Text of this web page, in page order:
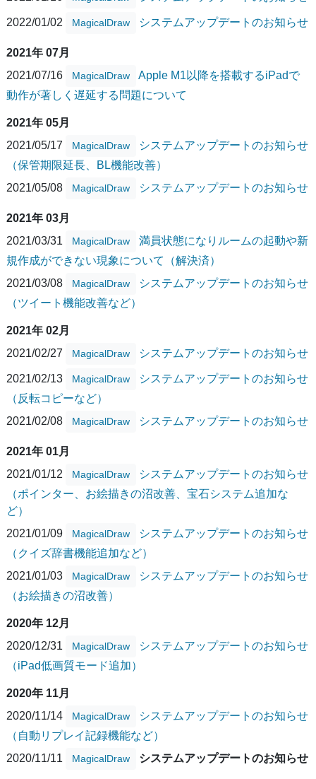
2022/01/02 MagicalDraw システムアップデートのお知らせ
2021年 07月
2021/07/16
MagicalDraw
Apple M1以降を搭載するiPadで
動作が著しく遅延する問題について
2021年 05月
2021/05/17
MagicalDraw
システムアップデートのお知らせ
（保管期限延長、BL機能改善）
2021/05/08
MagicalDraw システムアップデートのお知らせ
2021年 03月
2021/03/31
MagicalDraw
満員状態になりルームの起動や新
規作成ができない現象について（解決済）
2021/03/08
MagicalDraw
システムアップデートのお知らせ
（ツイート機能改善など）
2021年 02月
2021/02/27
MagicalDraw システムアップデートのお知らせ
2021/02/13 MagicalDraw
システムアップデートのお知らせ
（反転コピーなど）
2021/02/08
MagicalDraw システムアップデートのお知らせ
2021年 01月
2021/01/12
MagicalDraw
システムアップデートのお知らせ
（ポインター、お絵描きの沼改善、宝石システム追加な
ど）
2021/01/09
MagicalDraw
システムアップデートのお知らせ
（クイズ辞書機能追加など）
2021/01/03
MagicalDraw
システムアップデートのお知らせ
（お絵描きの沼改善）
2020年 12月
2020/12/31
MagicalDraw
システムアップデートのお知らせ
（iPad低画質モード追加）
2020年 11月
2020/11/14
MagicalDraw
システムアップデートのお知らせ
（自動リプレイ記録機能など）
2020/11/11
MagicalDraw システムアップデートのお知らせ